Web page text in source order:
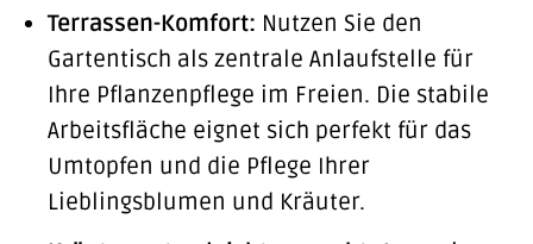
Terrassen-Komfort: Nutzen Sie den
Gartentisch als zentrale Anlaufstelle für
Ihre Pflanzenpflege im Freien. Die stabile
Arbeitsfläche eignet sich perfekt für das
Umtopfen und die Pflege Ihrer
Lieblingsblumen und Kräuter.